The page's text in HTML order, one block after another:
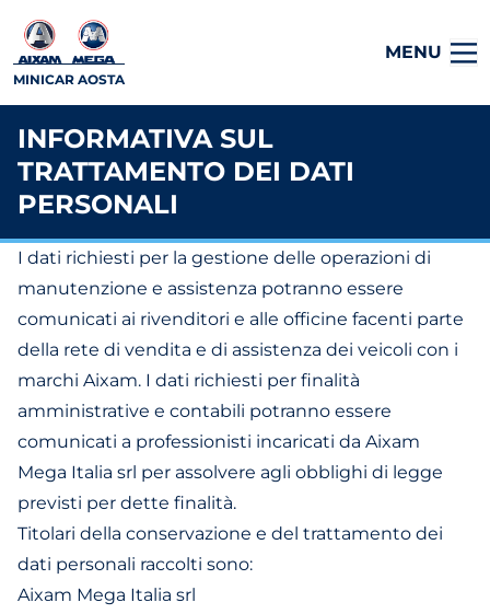
MINICAR AOSTA
MENU
INFORMATIVA SUL
TRATTAMENTO DEI DATI
PERSONALI
I dati richiesti per la gestione delle operazioni di
manutenzione e assistenza potranno essere
comunicati ai rivenditori e alle officine facenti parte
della rete di vendita e di assistenza dei veicoli con i
marchi Aixam. I dati richiesti per finalità
amministrative e contabili potranno essere
comunicati a professionisti incaricati da Aixam
Mega Italia srl per assolvere agli obblighi di legge
previsti per dette finalità.
Titolari della conservazione e del trattamento dei
dati personali raccolti sono:
Aixam Mega Italia srl